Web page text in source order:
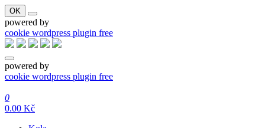
OK
powered by
cookie wordpress plugin free
powered by
cookie wordpress plugin free
na
obsah
0
0.00 Kč